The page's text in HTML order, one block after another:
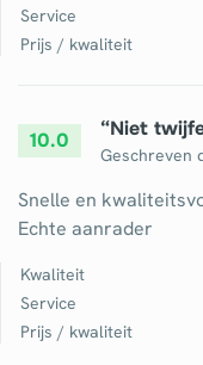
Service
Prijs / kwaliteit
10.0 “Niet
Geschreven
Snelle en
Echte aanrader
Kwaliteit
Service
Prijs / kwaliteit